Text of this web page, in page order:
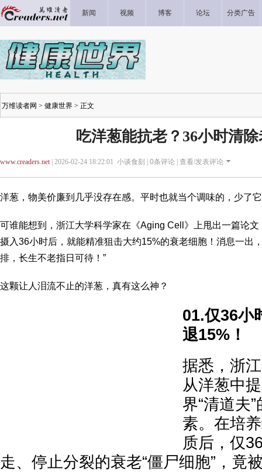
新闻 视频 博客 论坛 分类广告
万维读者网 > 健康世界 > 正文
吃洋葱能抗老？36小时清
www.creaders.net| 2026-02-24 18:22:01 小谈食刻 | 0条评论 | 查看/发表评论
洋葱，物美价廉到几乎没存在感。平时也就当个调味的，少了
可谁能想到，浙江大学科学家在《Aging Cell》上甩出一篇论
摄入36小时后，就能精准狙击大约15%的衰老细胞！消息一出
排，长生不老指日可待！”
这颗让人泪流不止的洋葱，真有这么神？
01.仅36小
退15%！
据悉，浙
从洋葱中
界“清道
素。在培
质后，仅
走、停止分裂的衰老“僵尸细胞”，竟